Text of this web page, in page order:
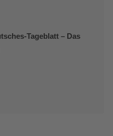
Tageblatt – Das